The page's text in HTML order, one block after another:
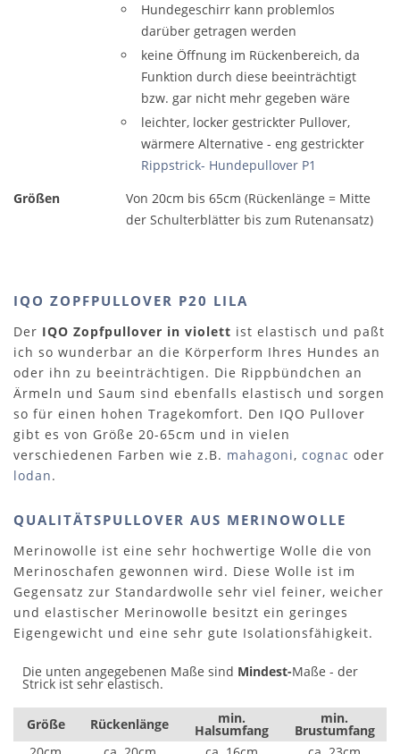
Hundegeschirr kann problemlos
darüber getragen werden
keine Öffnung im Rückenbereich, da
Funktion durch diese beeinträchtigt
bzw. gar nicht mehr gegeben wäre
leichter, locker gestrickter Pullover,
wärmere Alternative - eng gestrickter
Rippstrick- Hundepullover P1
Größen
Von 20cm bis 65cm (Rückenlänge = Mitte
der Schulterblätter bis zum Rutenansatz)
IQO ZOPFPULLOVER P20 LILA
Der IQO Zopfpullover in violett ist elastisch und paßt
ich so wunderbar an die Körperform Ihres Hundes an
oder ihn zu beeinträchtigen. Die Rippbündchen an
Ärmeln und Saum sind ebenfalls elastisch und sorgen
so für einen hohen Tragekomfort. Den IQO Pullover
gibt es von Größe 20-65cm und in vielen
verschiedenen Farben wie z.B. mahagoni, cognac oder
lodan.
QUALITÄTSPULLOVER AUS MERINOWOLLE
Merinowolle ist eine sehr hochwertige Wolle die von
Merinoschafen gewonnen wird. Diese Wolle ist im
Gegensatz zur Standardwolle sehr viel feiner, weicher
und elastischer Merinowolle besitzt ein geringes
Eigengewicht und eine sehr gute Isolationsfähigkeit.
Die unten angegebenen Maße sind Mindest-Maße - der
Strick ist sehr elastisch.
Größe Rückenlänge min.
Halsumfang
min.
Brustumfang